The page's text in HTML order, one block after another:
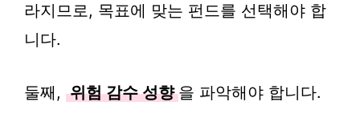
라지므로, 목표에 맞는 펀드를 선택해야 합
니다.
둘째, 위험 감수 성향 을 파악해야 합니다.